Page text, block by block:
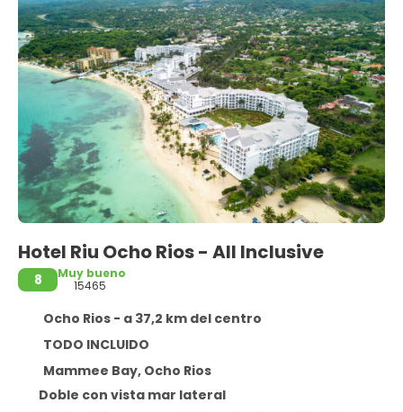
Hotel Riu Ocho Rios - All Inclusive
8
Muy bueno
15465
Ocho Rios - a 37,2 km del centro
TODO INCLUIDO
Mammee Bay, Ocho Rios
Doble con vista mar lateral